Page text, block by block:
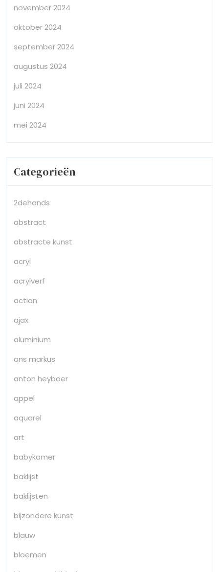
november 2024
oktober 2024
september 2024
augustus 2024
juli 2024
juni 2024
mei 2024
Categorieën
2dehands
abstract
abstracte kunst
acryl
acrylverf
action
ajax
aluminium
ans markus
anton heyboer
appel
aquarel
art
babykamer
baklijst
baklijsten
bijzondere kunst
blauw
bloemen